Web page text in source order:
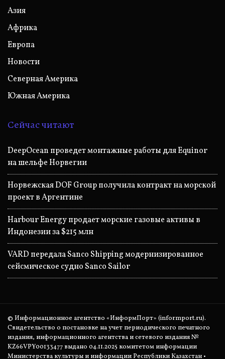
Азия
Африка
Европа
Новости
Северная Америка
Южная Америка
Сейчас читают
DeepOcean проведет монтажные работы для Equinor
на шельфе Норвегии
Норвежская DOF Group получила контракт на морской
проект в Аргентине
Harbour Energy продает морские газовые активы в
Индонезии за $215 млн
VARD передала Sanco Shipping модернизированное
сейсмическое судно Sanco Sailor
© Информационное агентство «ИнформПорт» (informport.ru).
Свидетельство о постановке на учет периодического печатного
издания, информационного агентства и сетевого издания №
KZ66VPY00133477 выдано 04.11.2025 комитетом информации
Министерства культуры и информации Республики Казахстан •